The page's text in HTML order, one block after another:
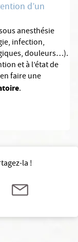
d’un
anesthésie
infection,
douleurs…).
et à l’état de
faire une
.
la !